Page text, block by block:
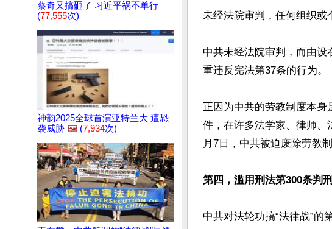
蔡奇又搞砸了 习近平祸不单行
(77,555次)
神韵2025全球首演亚特兰大 遭恐
袭威胁 🖼️ (7,934次)
未经法院审判，任何组织或
中共未经法院审判，而由
重违反宪法第37条的行为。
正因为中共的劳教制度本
件，在许多法学家、律师、
月7日，中共被迫废除劳教制
第四，滥用刑法第300条判刑
中共对法轮功搞“法律战”的